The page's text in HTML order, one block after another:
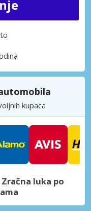
kupaca
luka po